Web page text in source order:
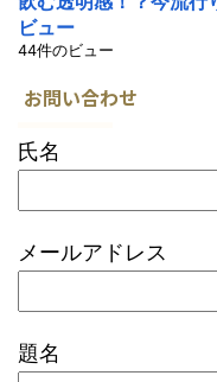
ビュー
44件のビュー
お問い合わせ
氏名
メールアドレス
題名